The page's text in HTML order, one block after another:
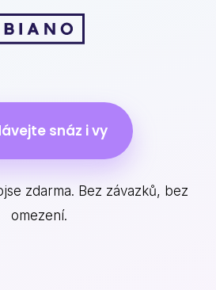
snáz i vy
zdarma. Bez závazků, bez
omezení.